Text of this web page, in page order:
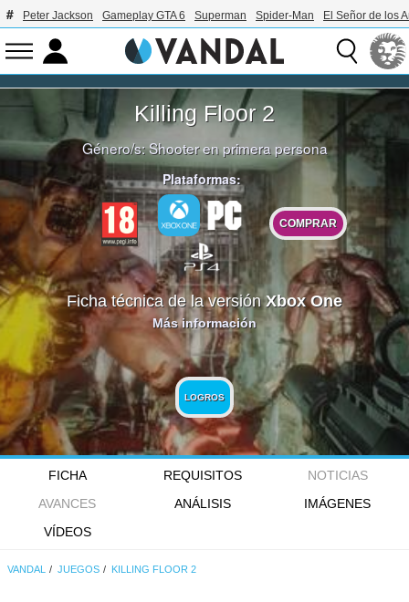
Peter Jackson Gameplay GTA 6 Superman Spider-Man El Señor de los
Killing Floor 2
Género/s:Shooter en primera persona
Plataformas:
COMPRAR
Ficha técnica de la versiónXbox One
Más información
LOGROS
FICHA REQUISITOS
NOTICIAS
AVANCES
ANÁLISIS
IMÁGENES
VÍDEOS
VANDAL JUEGOS KILLING FLOOR 2